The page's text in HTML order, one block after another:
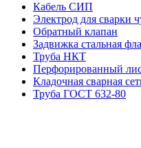
Кабель СИП
Электрод для сварки
Обратный клапан
Задвижка стальная
Труба НКТ
Перфорированный
Кладочная сварная
Труба ГОСТ 632-80